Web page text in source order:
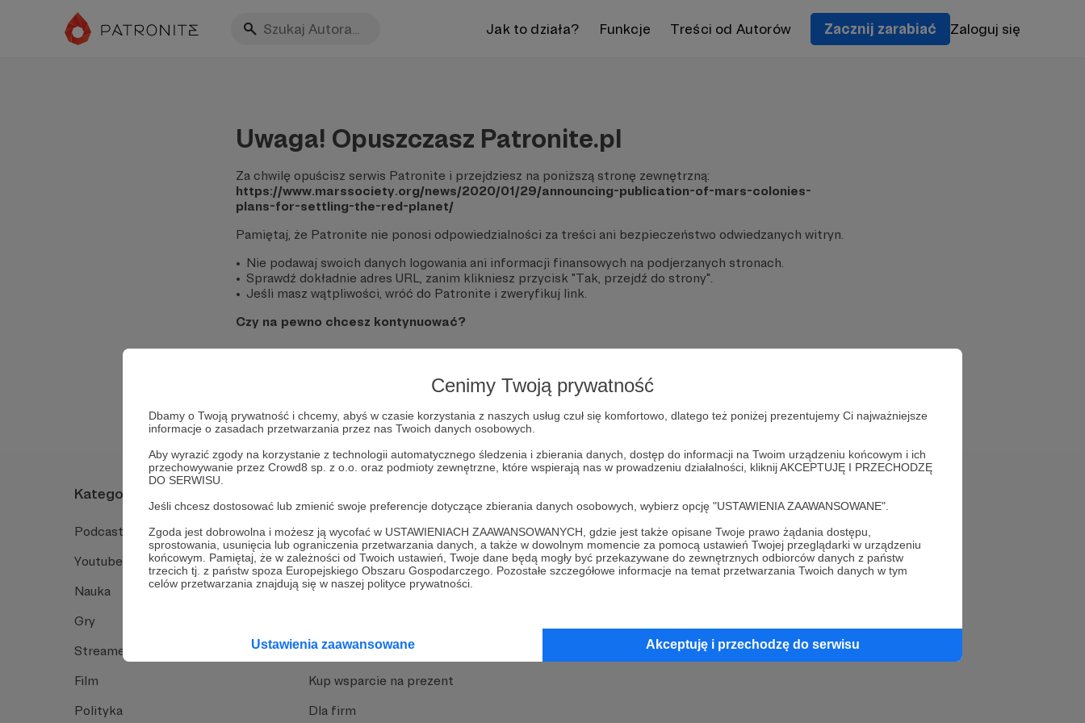
Cenimy Twoją prywatność
Dbamy o Twoją prywatność i chcemy, abyś w czasie korzystania z naszych usług czuł się komfortowo, dlatego też poniżej prezentujemy Ci najważniejsze
informacje o zasadach przetwarzania przez nas Twoich danych osobowych.
Aby wyrazić zgody na korzystanie z technologii automatycznego śledzenia i zbierania danych, dostęp do informacji na Twoim urządzeniu końcowym i ich
przechowywanie przez Crowd8 sp. z o.o. oraz podmioty zewnętrzne, które wspierają nas w prowadzeniu działalności, kliknij AKCEPTUJĘ I PRZECHODZĘ
DO SERWISU.
Jeśli chcesz dostosować lub zmienić swoje preferencje dotyczące zbierania danych osobowych, wybierz opcję "USTAWIENIA ZAAWANSOWANE".
Zgoda jest dobrowolna i możesz ją wycofać w USTAWIENIACH ZAAWANSOWANYCH, gdzie jest także opisane Twoje prawo żądania dostępu,
sprostowania, usunięcia lub ograniczenia przetwarzania danych, a także w dowolnym momencie za pomocą ustawień Twojej przeglądarki w urządzeniu
końcowym. Pamiętaj, że w zależności od Twoich ustawień, Twoje dane będą mogły być przekazywane do zewnętrznych odbiorców danych z państw
trzecich tj. z państw spoza Europejskiego Obszaru Gospodarczego. Pozostałe szczegółowe informacje na temat przetwarzania Twoich danych w tym
celów przetwarzania znajdują się w naszej polityce prywatności.
Ustawienia zaawansowane Akceptuję i przechodzę do serwisu
Jak to działa? Funkcje Treści od Autorów Zacznij zarabiać Zaloguj się
Uwaga! Opuszczasz Patronite.pl
Za chwilę opuścisz serwis Patronite i przejdziesz na poniższą stronę zewnętrzną:
https://www.marssociety.org/news/2020/01/29/announcing-publication-of-mars-colonies-
plans-for-settling-the-red-planet/
Pamiętaj, że Patronite nie ponosi odpowiedzialności za treści ani bezpieczeństwo odwiedzanych witryn.
Nie podawaj swoich danych logowania ani informacji finansowych na podjerzanych stronach.
Sprawdź dokładnie adres URL, zanim klikniesz przycisk "Tak, przejdź do strony".
Jeśli masz wątpliwości, wróć do Patronite i zweryfikuj link.
Czy na pewno chcesz kontynuować?
Kategorie
Podcast
Youtube
Nauka
Gry
Streamerzy
Film
Polityka
Jak to działa
Funkcje Patronite
Dlaczego Patronite?
Opinie Twórców
Kup wsparcie na prezent
Dla firm
MCN Patronite
Suppi.pl
FAQ
Kontakt z zespołem Patronite